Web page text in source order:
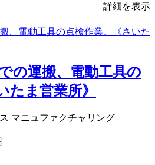
詳細を表示
の運搬、電動工具の
たま営業所》
マニュファクチャリング